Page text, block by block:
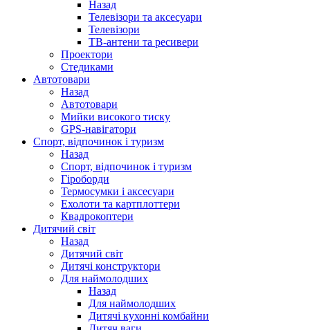
Назад
Телевізори та аксесуари
Телевізори
ТВ-антени та ресивери
Проектори
Стедиками
Автотовари
Назад
Автотовари
Мийки високого тиску
GPS-навігатори
Спорт, відпочинок і туризм
Назад
Спорт, відпочинок і туризм
Гіроборди
Термосумки і аксесуари
Ехолоти та картплоттери
Квадрокоптери
Дитячий світ
Назад
Дитячий світ
Дитячі конструктори
Для наймолодших
Назад
Для наймолодших
Дитячі кухонні комбайни